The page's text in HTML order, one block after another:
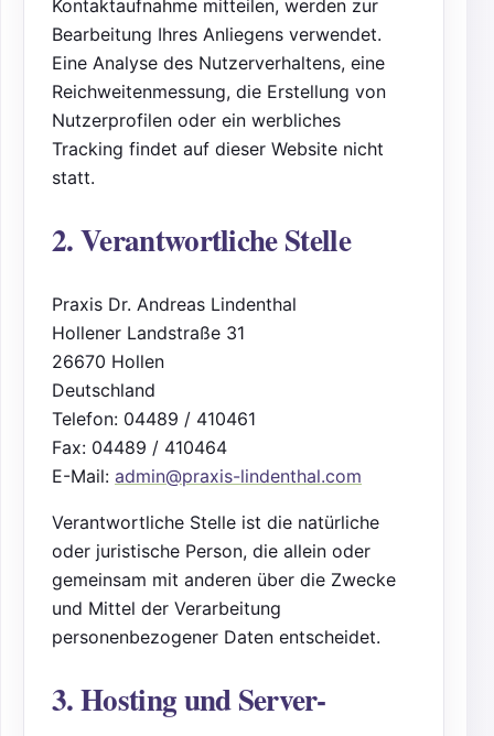
Kontaktaufnahme mitteilen, werden zur
Bearbeitung Ihres Anliegens verwendet.
Eine Analyse des Nutzerverhaltens, eine
Reichweitenmessung, die Erstellung von
Nutzerprofilen oder ein werbliches
Tracking findet auf dieser Website nicht
statt.
2. Verantwortliche Stelle
Praxis Dr. Andreas Lindenthal
Hollener Landstraße 31
26670 Hollen
Deutschland
Telefon: 04489 / 410461
Fax: 04489 / 410464
E-Mail: admin@praxis-lindenthal.com
Verantwortliche Stelle ist die natürliche
oder juristische Person, die allein oder
gemeinsam mit anderen über die Zwecke
und Mittel der Verarbeitung
personenbezogener Daten entscheidet.
3. Hosting und Server-